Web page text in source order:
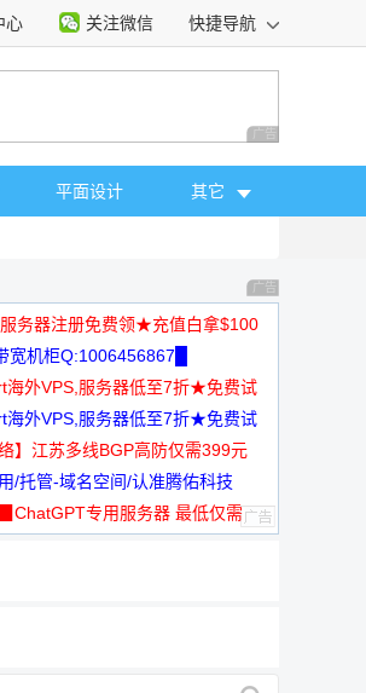
心 关注微信 快捷导航
广告 商业广告，理
平面设计 其它
广告 商业广告，理
务器注册免费领★充值白拿$100
宽机柜Q:1006456867█
海外VPS,服务器低至7折★免费试
海外VPS,服务器低至7折★免费试
络】江苏多线BGP高防仅需399元
/托管-域名空间/认准腾佑科技
专用服务器 最低仅需